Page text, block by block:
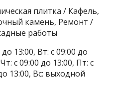
плитка / Кафель,
камень, Ремонт /
работы
13:00, Вт: с 09:00 до
с 09:00 до 13:00, Пт: с
13:00, Вс: выходной